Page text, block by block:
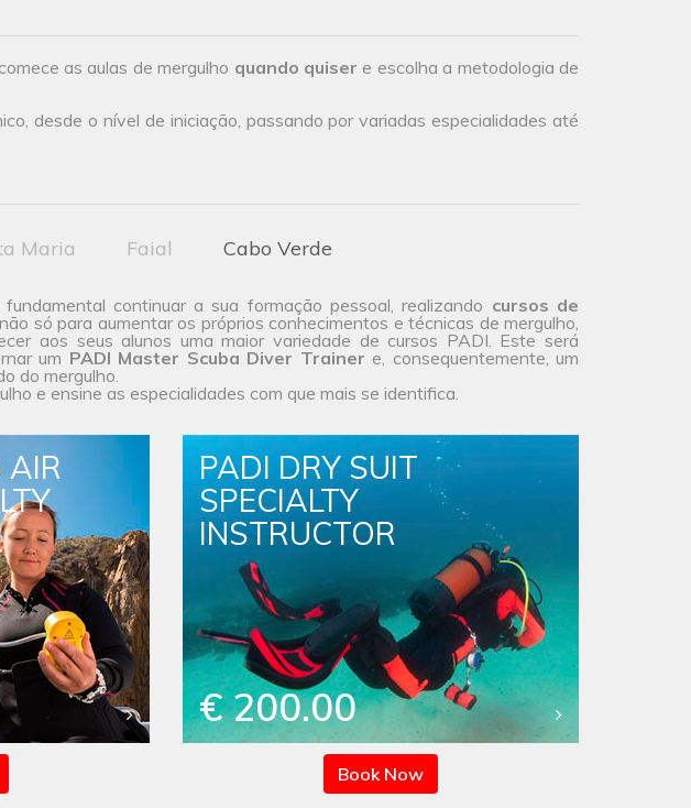
as aulas de mergulho quando quiser e escolha a metodologia de
desde o nível de iniciação, passando por variadas especialidades até
Maria Faial Cabo Verde
continuar a sua formação pessoal, realizando cursos de
só para aumentar os próprios conhecimentos e técnicas de mergulho,
aos seus alunos uma maior variedade de cursos PADI. Este será
um PADI Master Scuba Diver Trainer e, consequentemente, um
do mergulho.
e ensine as especialidades com que mais se identifica.
AIR
PADI DRY SUIT
SPECIALTY
INSTRUCTOR
€ 200.00
Book Now